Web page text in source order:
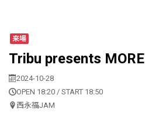
来場
Tribu presents MORE
2024-10-28
OPEN 18:20 / START 18:50
西永福JAM